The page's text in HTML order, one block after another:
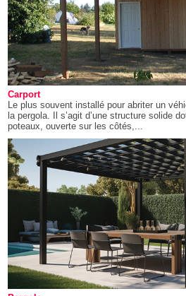
Carport
Le plus souvent installé pour abriter un
la pergola. Il s’agit d’une structure solide
poteaux, ouverte sur les côtés,...